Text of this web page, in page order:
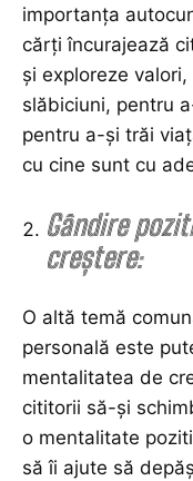
importanța
cărți încurajează
și exploreze
slăbiciuni, pentru
pentru a-și trăi
cu cine sunt cu
Gândire
creștere:
O altă temă
personală este
mentalitatea de
cititorii să-și
o mentalitate
să îi ajute să